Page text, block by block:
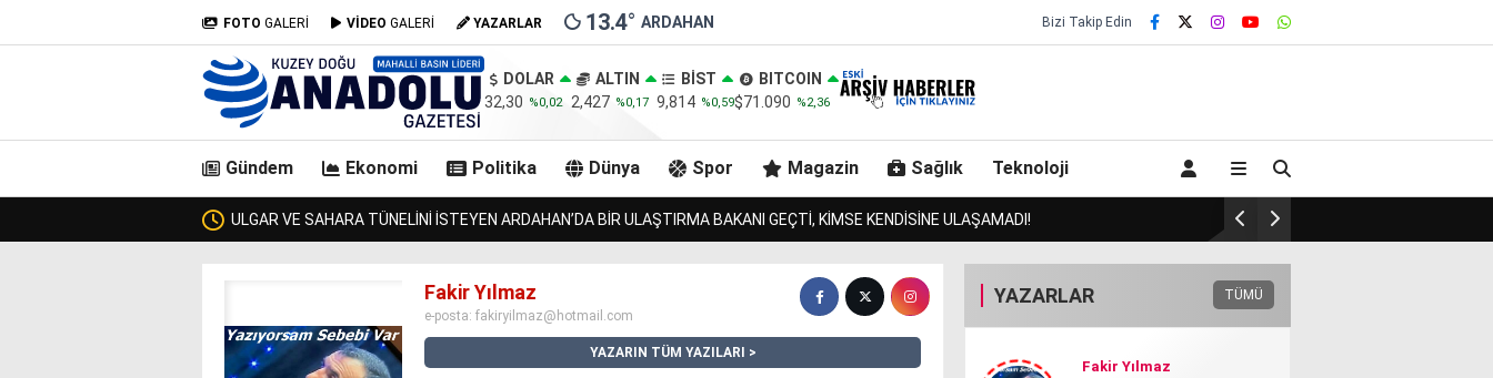
FOTO GALERİ VİDEO GALERİ YAZARLAR 13.4° ARDAHAN Bizi Takip Edin
DOLAR
32,30 %0,02
ALTIN
2,427 %0,17
BİST
9,814 %0,59
BITCOIN
$71.090 %2,36
Gündem Ekonomi Politika Dünya Spor Magazin Sağlık Teknoloji
BİR ULAŞTIRMA BAKANI GEÇTİ, KİMSE KENDİSİNE ULAŞAMADI! ZURMAL’IN 7 TOSNUNU BULAN JANDARMA, URLULARIN 13 İNEĞİNİDE BULACAK MI?!.
Fakir Yılmaz
e-posta: fakiryilmaz@hotmail.com
YAZARIN TÜM YAZILARI
YAZARLAR TÜMÜ
Fakir Yılmaz